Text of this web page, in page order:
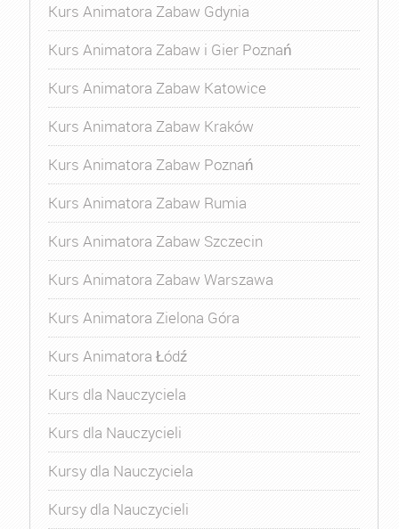
Kurs Animatora Zabaw Gdynia
Kurs Animatora Zabaw i Gier Poznań
Kurs Animatora Zabaw Katowice
Kurs Animatora Zabaw Kraków
Kurs Animatora Zabaw Poznań
Kurs Animatora Zabaw Rumia
Kurs Animatora Zabaw Szczecin
Kurs Animatora Zabaw Warszawa
Kurs Animatora Zielona Góra
Kurs Animatora Łódź
Kurs dla Nauczyciela
Kurs dla Nauczycieli
Kursy dla Nauczyciela
Kursy dla Nauczycieli